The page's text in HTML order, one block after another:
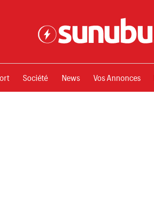
Société News Vos Annonces